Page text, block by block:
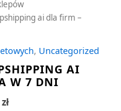
ai dla firm –
, Uncategorized
AI
W 7 DNI
zł